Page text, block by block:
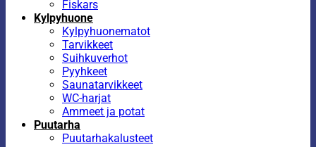
Fiskars
Kylpyhuone
Kylpyhuonematot
Tarvikkeet
Suihkuverhot
Pyyhkeet
Saunatarvikkeet
WC-harjat
Ammeet ja potat
Puutarha
Puutarhakalusteet